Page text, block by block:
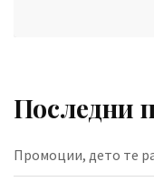
Последни
Промоции, дето те